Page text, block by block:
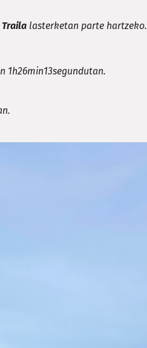
lasterketan parte hartzeko.